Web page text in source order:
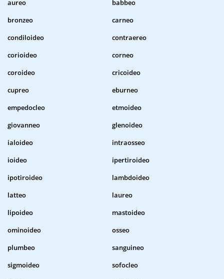
aureo
babbeo
bronzeo
carneo
condiloideo
contraereo
corioideo
corneo
coroideo
cricoideo
cupreo
eburneo
empedocleo
etmoideo
giovanneo
glenoideo
ialoideo
intraosseo
ioideo
ipertiroideo
ipotiroideo
lambdoideo
latteo
laureo
lipoideo
mastoideo
ominoideo
osseo
plumbeo
sanguineo
sigmoideo
sofocleo